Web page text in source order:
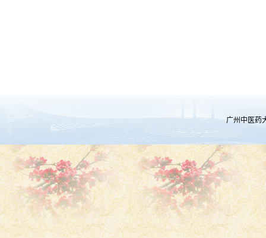
广州中医药